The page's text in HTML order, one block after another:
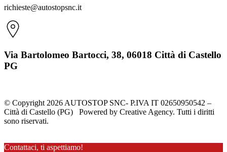
richieste@autostopsnc.it
Via Bartolomeo Bartocci, 38, 06018 Città di Castello
PG
© Copyright 2026 AUTOSTOP SNC- P.IVA IT 02650950542 –
Città di Castello (PG) Powered by Creative Agency. Tutti i diritti
sono riservati.
Contattaci, ti aspettiamo!